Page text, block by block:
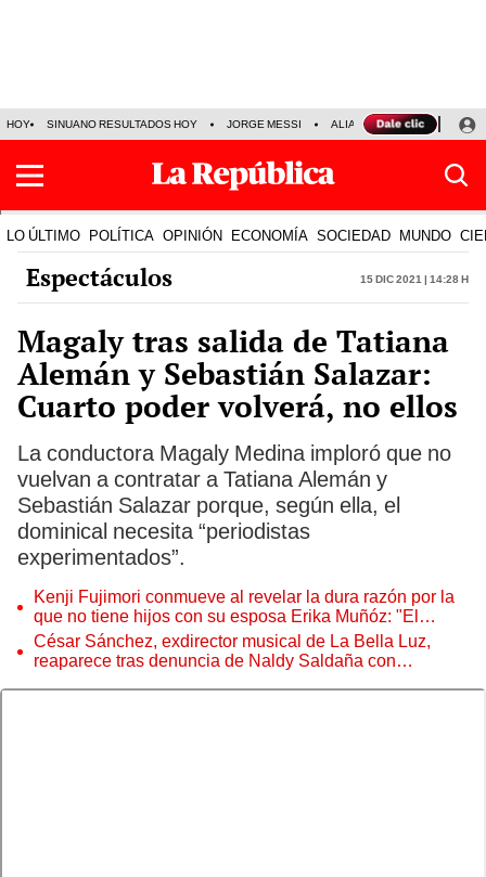
HOY SINUANO RESULTADOS HOY JORGE MESSI ALIANZA LIMA VS SPORT
LO ÚLTIMO POLÍTICA OPINIÓN ECONOMÍA SOCIEDAD MUNDO
Espectáculos 15 Dic 2021 | 14:28 h
Magaly tras salida de Tatiana
Alemán y Sebastián Salazar:
Cuarto poder volverá, no ellos
La conductora Magaly Medina imploró que no
vuelvan a contratar a Tatiana Alemán y
Sebastián Salazar porque, según ella, el
dominical necesita “periodistas
experimentados”.
Kenji Fujimori conmueve al revelar la dura razón por la
que no tiene hijos con su esposa Erika Muñóz: "El
proceso judicial"
César Sánchez, exdirector musical de La Bella Luz,
reaparece tras denuncia de Naldy Saldaña con